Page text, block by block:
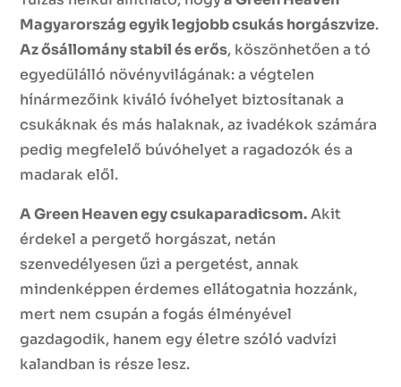
Magyarország egyik legjobb csukás horgászvize.
Az ősállomány stabil és erős, köszönhetően a tó
egyedülálló növényvilágának: a végtelen
hínármezőink kiváló ívóhelyet biztosítanak a
csukáknak és más halaknak, az ivadékok számára
pedig megfelelő búvóhelyet a ragadozók és a
madarak elől.
A Green Heaven egy csukaparadicsom.Akit
érdekel a pergető horgászat, netán
szenvedélyesen űzi a pergetést, annak
mindenképpen érdemes ellátogatnia hozzánk,
mert nem csupán a fogás élményével
gazdagodik, hanem egy életre szóló vadvízi
kalandban is része lesz.